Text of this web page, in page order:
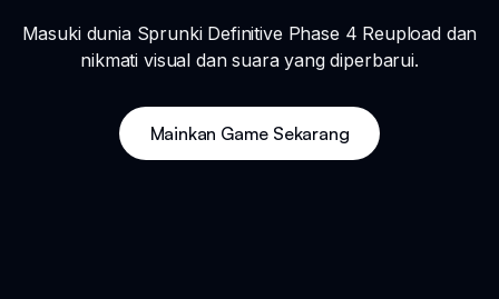
Masuki dunia Sprunki Definitive Phase 4 Reupload dan
nikmati visual dan suara yang diperbarui.
Mainkan Game Sekarang